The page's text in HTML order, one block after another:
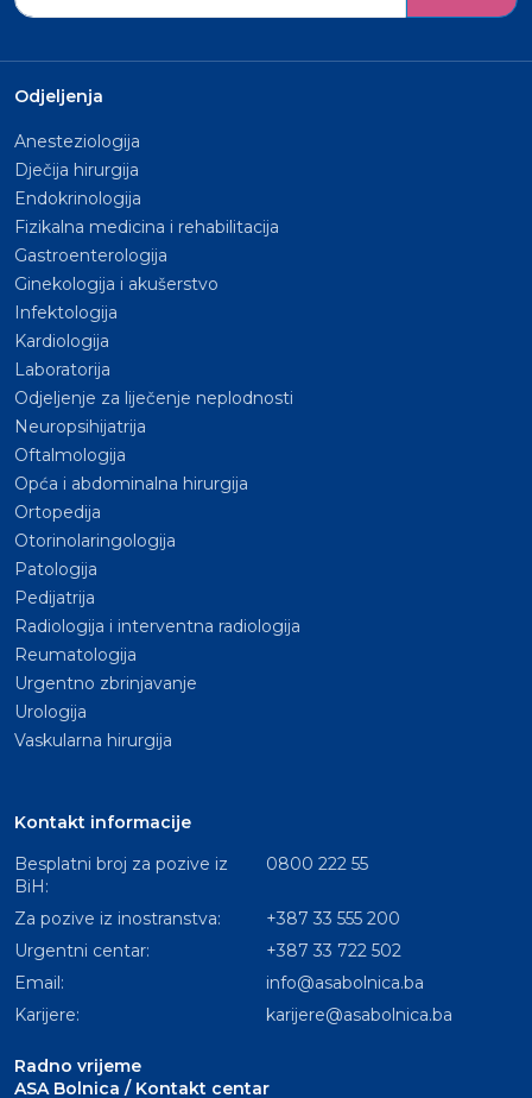
Odjeljenja
Anesteziologija
Dječija hirurgija
Endokrinologija
Fizikalna medicina i rehabilitacija
Gastroenterologija
Ginekologija i akušerstvo
Infektologija
Kardiologija
Laboratorija
Odjeljenje za liječenje neplodnosti
Neuropsihijatrija
Oftalmologija
Opća i abdominalna hirurgija
Ortopedija
Otorinolaringologija
Patologija
Pedijatrija
Radiologija i interventna radiologija
Reumatologija
Urgentno zbrinjavanje
Urologija
Vaskularna hirurgija
Kontakt informacije
Besplatni broj za pozive iz
BiH:
0800 222 55
Za pozive iz inostranstva:
+387 33 555 200
Urgentni centar:
+387 33 722 502
Email:
info@asabolnica.ba
Karijere:
karijere@asabolnica.ba
Radno vrijeme
ASA Bolnica / Kontakt centar